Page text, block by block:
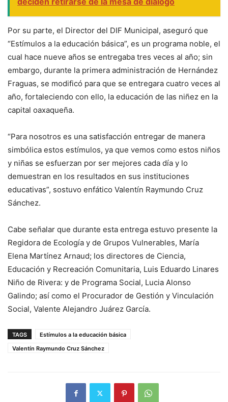
Por su parte, el Director del DIF Municipal, aseguró que
“Estímulos a la educación básica”, es un programa noble, el
cual hace nueve años se entregaba tres veces al año; sin
embargo, durante la primera administración de Hernández
Fraguas, se modificó para que se entregara cuatro veces al
año, fortaleciendo con ello, la educación de las niñez en la
capital oaxaqueña.
“Para nosotros es una satisfacción entregar de manera
simbólica estos estímulos, ya que vemos como estos niños
y niñas se esfuerzan por ser mejores cada día y lo
demuestran en los resultados en sus instituciones
educativas”, sostuvo enfático Valentín Raymundo Cruz
Sánchez.
Cabe señalar que durante esta entrega estuvo presente la
Regidora de Ecología y de Grupos Vulnerables, María
Elena Martínez Arnaud; los directores de Ciencia,
Educación y Recreación Comunitaria, Luis Eduardo Linares
Niño de Rivera: y de Programa Social, Lucia Alonso
Galindo; así como el Procurador de Gestión y Vinculación
Social, Valente Alejandro Juárez García.
TAGS
Estímulos a la educación básica
Valentín Raymundo Cruz Sánchez